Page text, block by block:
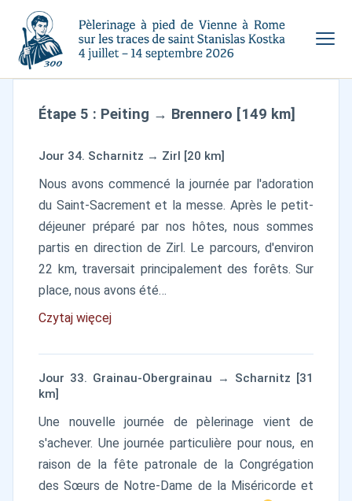
Étape 5 : Peiting → Brennero [149 km]
Jour 34. Scharnitz → Zirl [20 km]
Nous avons commencé la journée par l'adoration
du Saint-Sacrement et la messe. Après le petit-
déjeuner préparé par nos hôtes, nous sommes
partis en direction de Zirl. Le parcours, d'environ
22 km, traversait principalement des forêts. Sur
place, nous avons été…
Czytaj więcej
Jour 33. Grainau-Obergrainau → Scharnitz [31
km]
Une nouvelle journée de pèlerinage vient de
s'achever. Une journée particulière pour nous, en
raison de la fête patronale de la Congrégation
des Sœurs de Notre-Dame de la Miséricorde et